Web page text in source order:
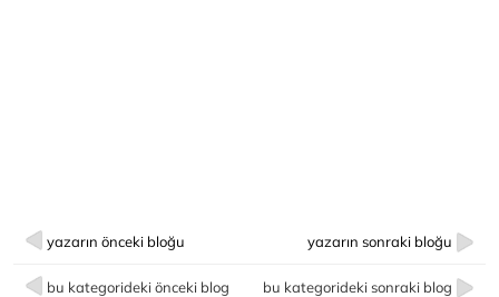
yazarın önceki bloğu yazarın sonraki bloğu
bu kategorideki önceki blog bu kategorideki sonraki blog